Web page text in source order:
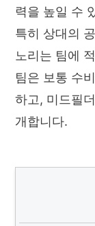
력을 높일 수
특히 상대의
노리는 팀에
팀은 보통 수
하고, 미드필
개합니다.